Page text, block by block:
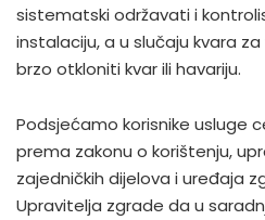
sistematski održavati i
instalaciju, a u slučaju kvara
brzo otkloniti kvar ili havariju.
Podsjećamo korisnike usluge
prema zakonu o korištenju,
zajedničkih dijelova i uređaja
Upravitelja zgrade da u